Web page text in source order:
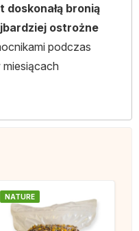
bronią
ostrożne
podczas
NATURE